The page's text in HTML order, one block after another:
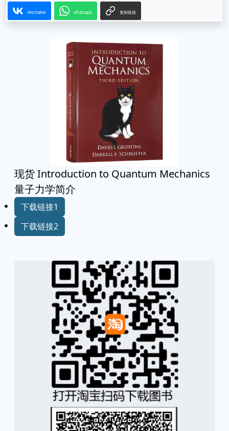
vkontakte whatsapp 复制链接
现货 Introduction to Quantum Mechanics
量子力学简介
下载链接1
下载链接2